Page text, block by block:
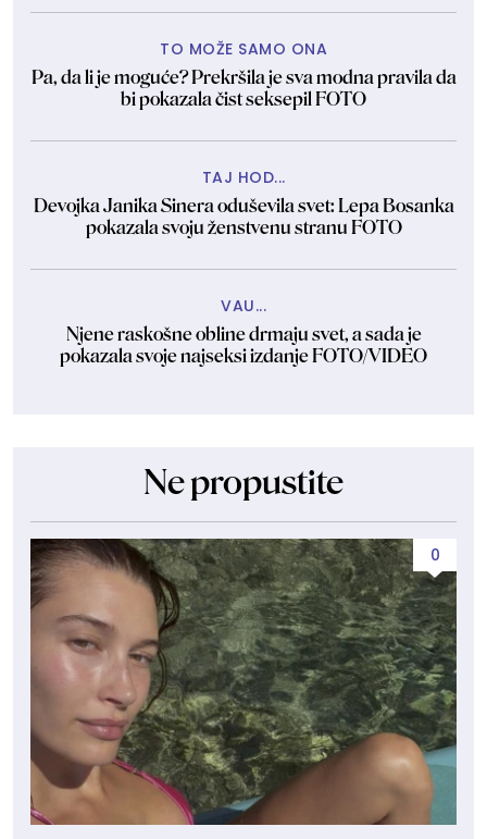
TO MOŽE SAMO ONA
Pa, da li je moguće? Prekršila je sva modna pravila da
bi pokazala čist seksepil FOTO
TAJ HOD...
Devojka Janika Sinera oduševila svet: Lepa Bosanka
pokazala svoju ženstvenu stranu FOTO
VAU...
Njene raskošne obline drmaju svet, a sada je
pokazala svoje najseksi izdanje FOTO/VIDEO
Ne propustite
0